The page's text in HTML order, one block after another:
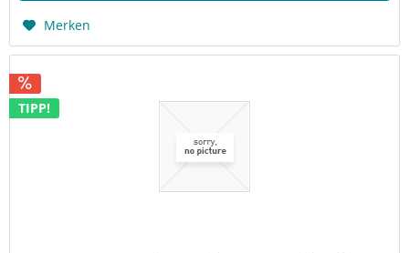
Merken
TIPP!